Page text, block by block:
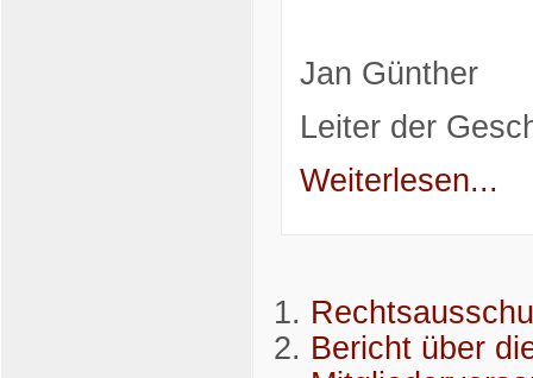
Jan Günther
Leiter der
Weiterlesen...
Bericht über